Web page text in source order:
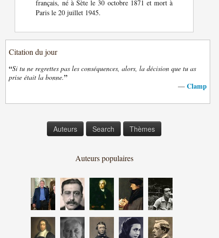
français, né à Sète le 30 octobre 1871 et mort à
Paris le 20 juillet 1945.
Citation du jour
“Si tu ne regrettes pas les conséquences, alors, la décision que tu as
prise était la bonne.”
— Clamp
Auteurs Search Thèmes
Auteurs populaires